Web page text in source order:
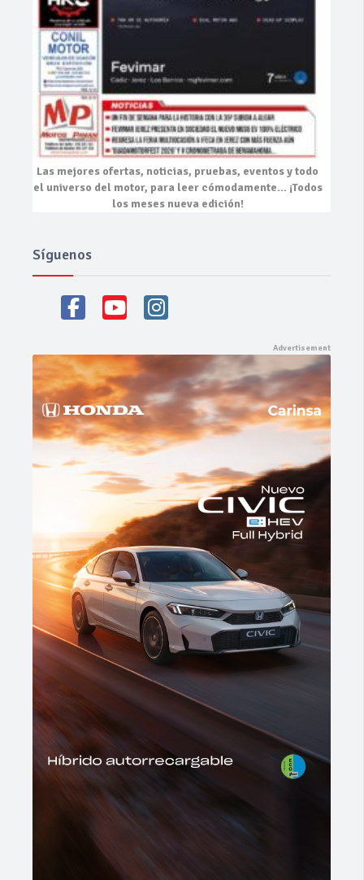
Las mejores ofertas, noticias, pruebas, eventosy todo
el universo del motor, para leer cómodamente… ¡Todos
los meses nueva edición!
Síguenos